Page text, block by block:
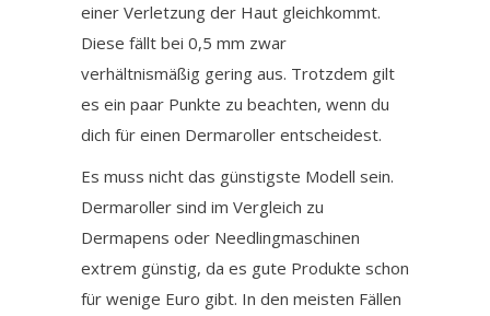
einer Verletzung der Haut gleichkommt.
Diese fällt bei 0,5 mm zwar
verhältnismäßig gering aus. Trotzdem gilt
es ein paar Punkte zu beachten, wenn du
dich für einen Dermaroller entscheidest.
Es muss nicht das günstigste Modell sein.
Dermaroller sind im Vergleich zu
Dermapens oder Needlingmaschinen
extrem günstig, da es gute Produkte schon
für wenige Euro gibt. In den meisten Fällen